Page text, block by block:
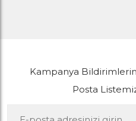
Kampanya
Posta